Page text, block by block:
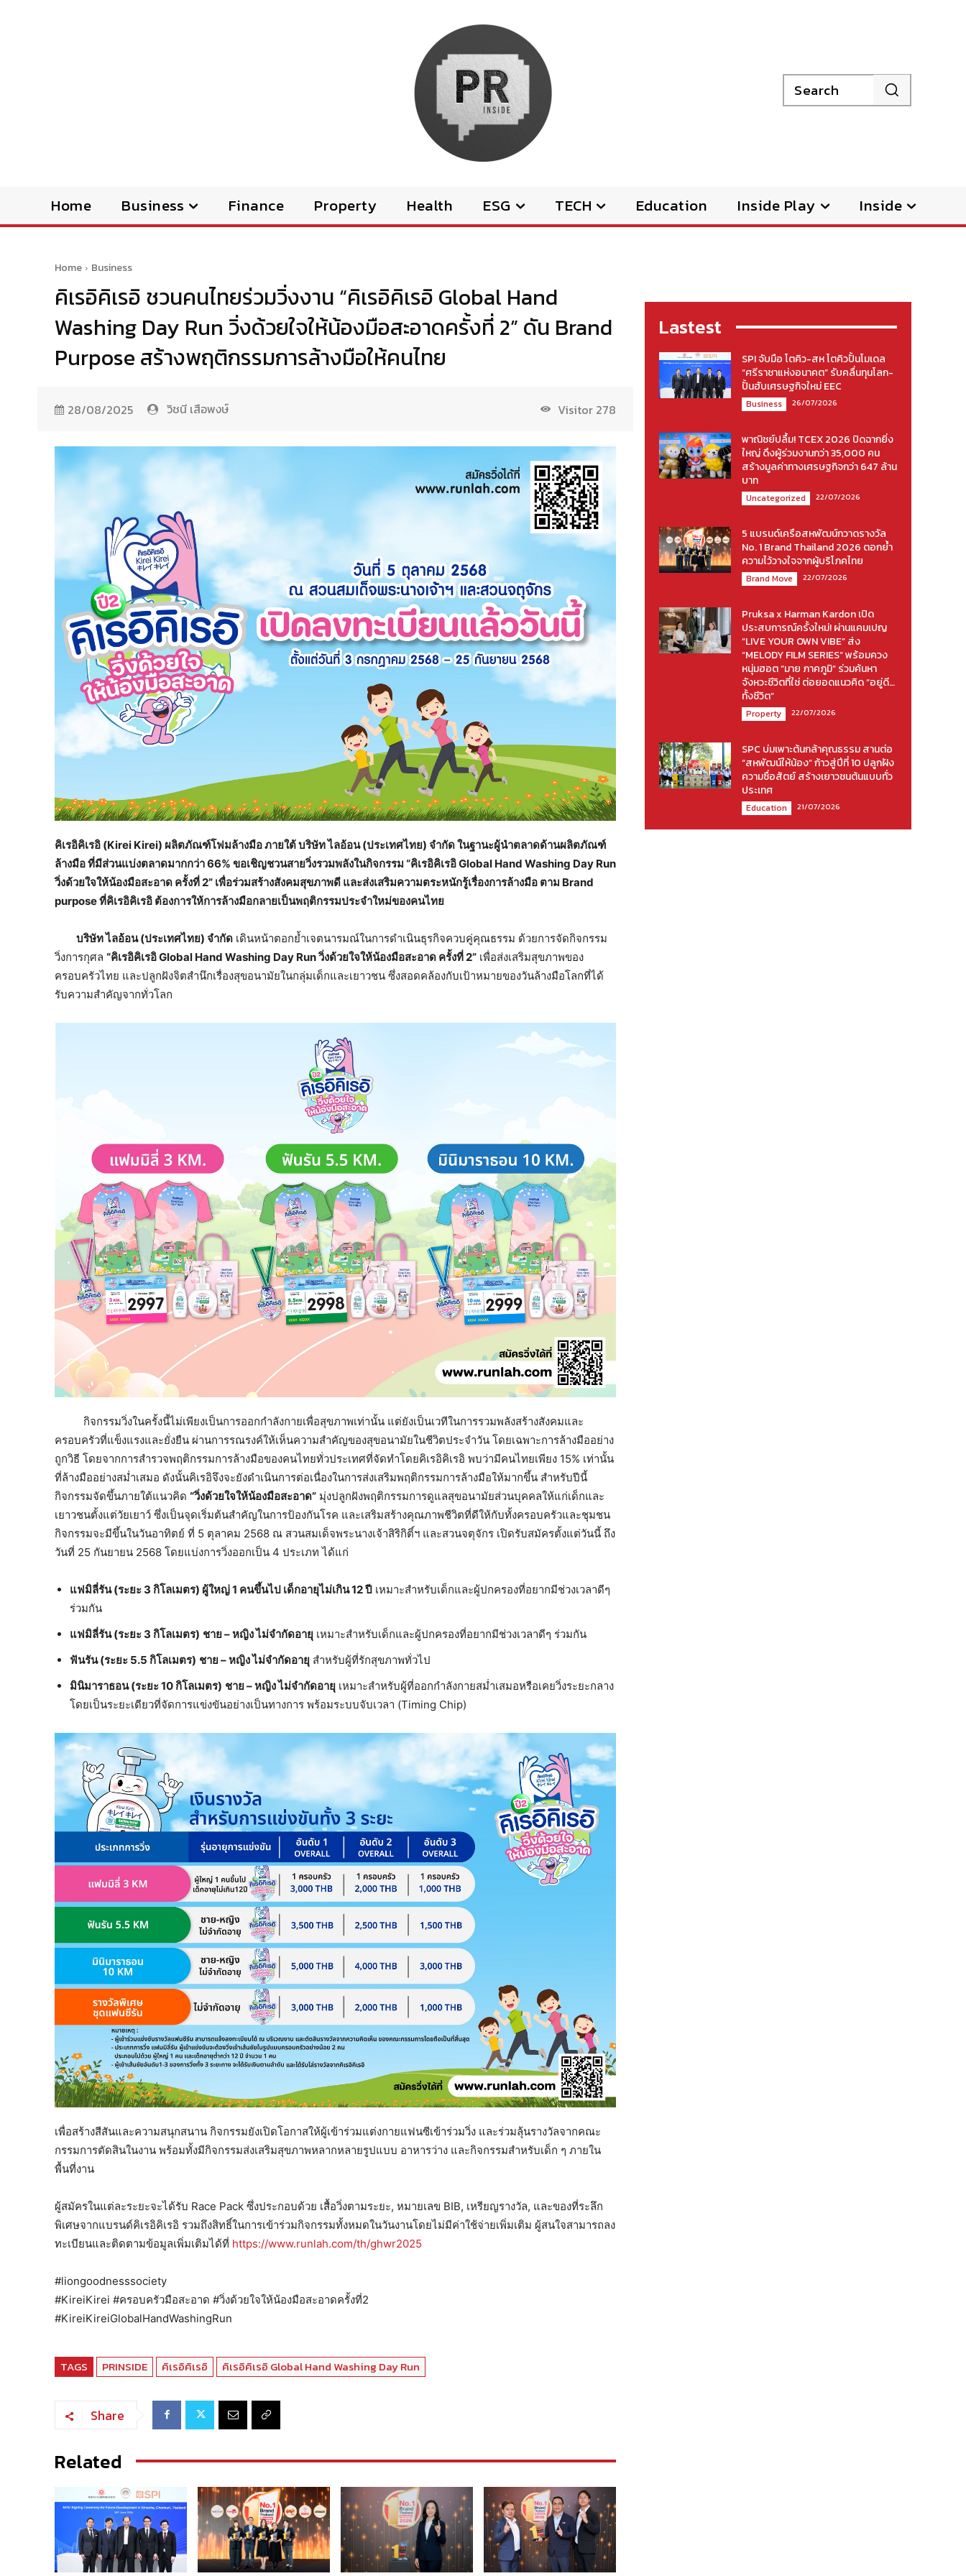
Search
Home Business Finance Property Health ESG TECH Education Inside Play Inside
Home Business
คิเรอิคิเรอิ ชวนคนไทยร่วมวิ่งงาน “คิเรอิคิเรอิ Global Hand
Washing Day Run วิ่งด้วยใจให้น้องมือสะอาดครั้งที่ 2” ดัน Brand
Purpose สร้างพฤติกรรมการล้างมือให้คนไทย
28/08/2025 วิชนี เสือพงษ์ Visitor 278
คิเรอิคิเรอิ (Kirei Kirei) ผลิตภัณฑ์โฟมล้างมือ ภายใต้ บริษัท ไลอ้อน (ประเทศไทย) จำกัด ในฐานะผู้นำตลาดด้านผลิตภัณฑ์
ล้างมือ ที่มีส่วนแบ่งตลาดมากกว่า 66% ขอเชิญชวนสายวิ่งรวมพลังในกิจกรรม “คิเรอิคิเรอิ Global Hand Washing Day Run
วิ่งด้วยใจให้น้องมือสะอาด ครั้งที่ 2” เพื่อร่วมสร้างสังคมสุขภาพดี และส่งเสริมความตระหนักรู้เรื่องการล้างมือ ตาม Brand
purpose ที่คิเรอิคิเรอิ ต้องการให้การล้างมือกลายเป็นพฤติกรรมประจำใหม่ของคนไทย
บริษัท ไลอ้อน (ประเทศไทย) จำกัด เดินหน้าตอกย้ำเจตนารมณ์ในการดำเนินธุรกิจควบคู่คุณธรรม ด้วยการจัดกิจกรรม
วิ่งการกุศล “คิเรอิคิเรอิGlobal Hand Washing Day Run วิ่งด้วยใจให้น้องมือสะอาด ครั้งที่ 2” เพื่อส่งเสริมสุขภาพของ
ครอบครัวไทย และปลูกฝังจิตสำนึกเรื่องสุขอนามัยในกลุ่มเด็กและเยาวชน ซึ่งสอดคล้องกับเป้าหมายของวันล้างมือโลกที่ได้
รับความสำคัญจากทั่วโลก
กิจกรรมวิ่งในครั้งนี้ไม่เพียงเป็นการออกกำลังกายเพื่อสุขภาพเท่านั้น แต่ยังเป็นเวทีในการรวมพลังสร้างสังคมและ
ครอบครัวที่แข็งแรงและยั่งยืน ผ่านการรณรงค์ให้เห็นความสำคัญของสุขอนามัยในชีวิตประจำวัน โดยเฉพาะการล้างมืออย่าง
ถูกวิธี โดยจากการสำรวจพฤติกรรมการล้างมือของคนไทยทั่วประเทศที่จัดทำโดยคิเรอิคิเรอิ พบว่ามีคนไทยเพียง 15% เท่านั้น
ที่ล้างมืออย่างสม่ำเสมอ ดังนั้นคิเรอิจึงจะยังดำเนินการต่อเนื่องในการส่งเสริมพฤติกรรมการล้างมือให้มากขึ้น สำหรับปีนี้
กิจกรรมจัดขึ้นภายใต้แนวคิด “วิ่งด้วยใจให้น้องมือสะอาด” มุ่งปลูกฝังพฤติกรรมการดูแลสุขอนามัยส่วนบุคคลให้แก่เด็กและ
เยาวชนตั้งแต่วัยเยาว์ ซึ่งเป็นจุดเริ่มต้นสำคัญในการป้องกันโรค และเสริมสร้างคุณภาพชีวิตที่ดีให้กับทั้งครอบครัวและชุมชน
กิจกรรมจะมีขึ้นในวันอาทิตย์ ที่ 5 ตุลาคม 2568 ณ สวนสมเด็จพระนางเจ้าสิริกิติ์ฯ และสวนจตุจักร เปิดรับสมัครตั้งแต่วันนี้ ถึง
วันที่ 25 กันยายน 2568 โดยแบ่งการวิ่งออกเป็น 4 ประเภท ได้แก่
แฟมิลี่รัน (ระยะ 3 กิโลเมตร) ผู้ใหญ่ 1 คนขึ้นไป เด็กอายุไม่เกิน 12 ปี เหมาะสำหรับเด็กและผู้ปกครองที่อยากมีช่วงเวลาดีๆ
ร่วมกัน
แฟมิลี่รัน (ระยะ 3 กิโลเมตร) ชาย– หญิง ไม่จำกัดอายุ เหมาะสำหรับเด็กและผู้ปกครองที่อยากมีช่วงเวลาดีๆ ร่วมกัน
ฟันรัน(ระยะ 5.5 กิโลเมตร) ชาย– หญิง ไม่จำกัดอายุ สำหรับผู้ที่รักสุขภาพทั่วไป
มินิมาราธอน (ระยะ 10 กิโลเมตร) ชาย – หญิง ไม่จำกัดอายุ เหมาะสำหรับผู้ที่ออกกำลังกายสม่ำเสมอหรือเคยวิ่งระยะกลาง
โดยเป็นระยะเดียวที่จัดการแข่งขันอย่างเป็นทางการ พร้อมระบบจับเวลา (Timing Chip)
เพื่อสร้างสีสันและความสนุกสนาน กิจกรรมยังเปิดโอกาสให้ผู้เข้าร่วมแต่งกายแฟนซีเข้าร่วมวิ่ง และร่วมลุ้นรางวัลจากคณะ
กรรมการตัดสินในงาน พร้อมทั้งมีกิจกรรมส่งเสริมสุขภาพหลากหลายรูปแบบ อาหารว่าง และกิจกรรมสำหรับเด็ก ๆ ภายใน
พื้นที่งาน
ผู้สมัครในแต่ละระยะจะได้รับ Race Pack ซึ่งประกอบด้วย เสื้อวิ่งตามระยะ, หมายเลข BIB, เหรียญรางวัล, และของที่ระลึก
พิเศษจากแบรนด์คิเรอิคิเรอิ รวมถึงสิทธิ์ในการเข้าร่วมกิจกรรมทั้งหมดในวันงานโดยไม่มีค่าใช้จ่ายเพิ่มเติม ผู้สนใจสามารถลง
ทะเบียนและติดตามข้อมูลเพิ่มเติมได้ที่ https://www.runlah.com/th/ghwr2025
#liongoodnesssociety
#KireiKirei #ครอบครัวมือสะอาด #วิ่งด้วยใจให้น้องมือสะอาดครั้งที่2
#KireiKireiGlobalHandWashingRun
TAGS PRINSIDE คิเรอิคิเรอิ คิเรอิคิเรอิ Global Hand Washing Day Run
Share
Related
Lastest
SPI จับมือ โตคิว-สห โตคิวปั้นโมเดล
“ศรีราชาแห่งอนาคต” รับคลื่นทุนโลก-
ปั้นฮับเศรษฐกิจใหม่ EEC
Business 26/07/2026
พาณิชย์ปลื้ม! TCEX 2026 ปิดฉากยิ่ง
ใหญ่ ดึงผู้ร่วมงานกว่า 35,000 คน
สร้างมูลค่าทางเศรษฐกิจกว่า 647 ล้าน
บาท
Uncategorized 22/07/2026
5 แบรนด์เครือสหพัฒน์กวาดรางวัล
No. 1 Brand Thailand 2026 ตอกย้ำ
ความไว้วางใจจากผู้บริโภคไทย
Brand Move 22/07/2026
Pruksa x Harman Kardon เปิด
ประสบการณ์ครั้งใหม่! ผ่านแคมเปญ
“LIVE YOUR OWN VIBE” ส่ง
“MELODY FILM SERIES” พร้อมควง
หนุ่มฮอต “มาย ภาคภูมิ” ร่วมค้นหา
จังหวะชีวิตที่ใช่ ต่อยอดแนวคิด “อยู่ดี…
ทั้งชีวิต”
Property 22/07/2026
SPC บ่มเพาะต้นกล้าคุณธรรม สานต่อ
“สหพัฒน์ให้น้อง” ก้าวสู่ปีที่ 10 ปลูกฝัง
ความซื่อสัตย์ สร้างเยาวชนต้นแบบทั่ว
ประเทศ
Education 21/07/2026